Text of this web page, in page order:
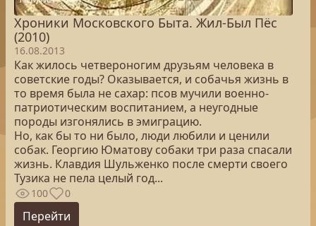
Хроники Московского Быта. Жил-Был Пёс
(2010)
16.08.2013
Как жилось четвероногим друзьям человека в
советские годы? Оказывается, и собачья жизнь в
то время была не сахар: псов мучили военно-
патриотическим воспитанием, а неугодные
породы изгонялись в эмиграцию.
Но, как бы то ни было, люди любили и ценили
собак. Георгию Юматову собаки три раза спасали
жизнь. Клавдия Шульженко после смерти своего
Тузика не пела целый год...
100 0
Перейти